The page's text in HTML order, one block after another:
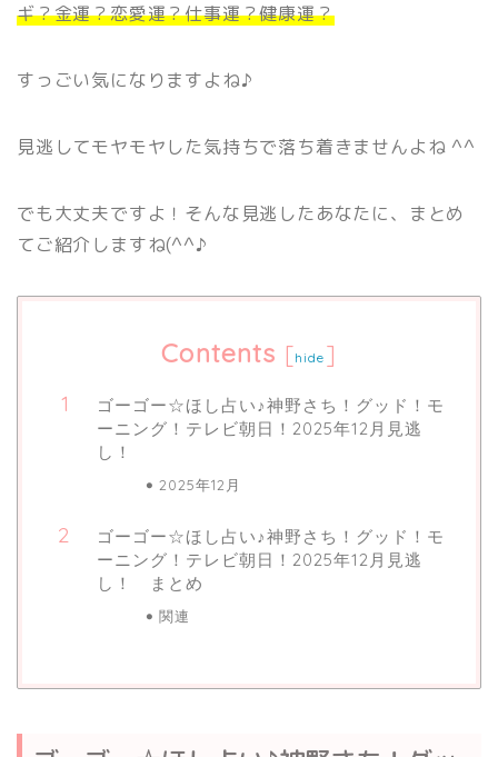
ギ？金運？恋愛運？仕事運？健康運？
すっごい気になりますよね♪
見逃してモヤモヤした気持ちで落ち着きませんよね ^^
でも大丈夫ですよ！そんな見逃したあなたに、まとめ
てご紹介しますね(^^♪
Contents [hide ]
ゴーゴー☆ほし占い♪神野さち！グッド！モ
ーニング！テレビ朝日！2025年12月見逃
し！
2025年12月
ゴーゴー☆ほし占い♪神野さち！グッド！モ
ーニング！テレビ朝日！2025年12月見逃
し！ まとめ
関連